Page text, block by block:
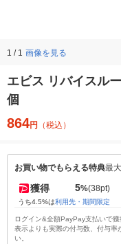
1 / 1 画像を見る
エビス リバイスル
個
864円 （税込）
お買い物でもらえる特典最
獲得 5%(38pt)
うち4.5%は利用先・期間限定
ログイン&全額PayPay支払いで
表示よりも実際の付与数、付与率
い。